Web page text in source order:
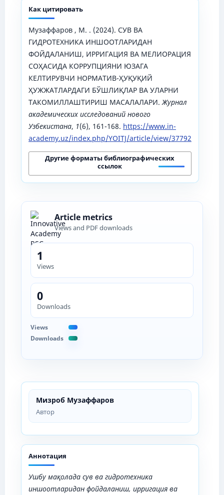
Мизроб Музаффаров
Автор
Аннотация
Ушбу мақолада сув ва гидротехника
иншоотларидан фойдаланиш, ирригация ва
Как цитировать
Музаффаров , М. . (2024). СУВ ВА
ГИДРОТЕХНИКА ИНШООТЛАРИДАН
ФОЙДАЛАНИШ, ИРРИГАЦИЯ ВА МЕЛИОРАЦИЯ
СОҲАСИДА КОРРУПЦИЯНИ ЮЗАГА
КЕЛТИРУВЧИ НОРМАТИВ-ҲУҚУҚИЙ
ҲУЖЖАТЛАРДАГИ БЎШЛИҚЛАР ВА УЛАРНИ
ТАКОМИЛЛАШТИРИШ МАСАЛАЛАРИ.Журнал
академических исследований нового
Узбекистана, 1(6), 161-168. https://www.in-
academy.uz/index.php/YOITJ/article/view/37792
Другие форматы библиографических
ссылок
Article metrics
Views and PDF downloads
1
Views
0
Downloads
Views
Downloads